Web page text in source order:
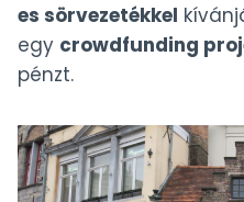
es sörvezetékkel
egy crowdfunding
pénzt.